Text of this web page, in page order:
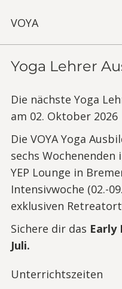
VOYA
Yoga Lehrer
Die nächste Yoga
am 02. Oktober 2026
Die VOYA Yoga
sechs
YEP Lounge in
Intensivwoche (02.-
exklusiven
Sichere dir das Early
Juli.
Unterrichtszeiten